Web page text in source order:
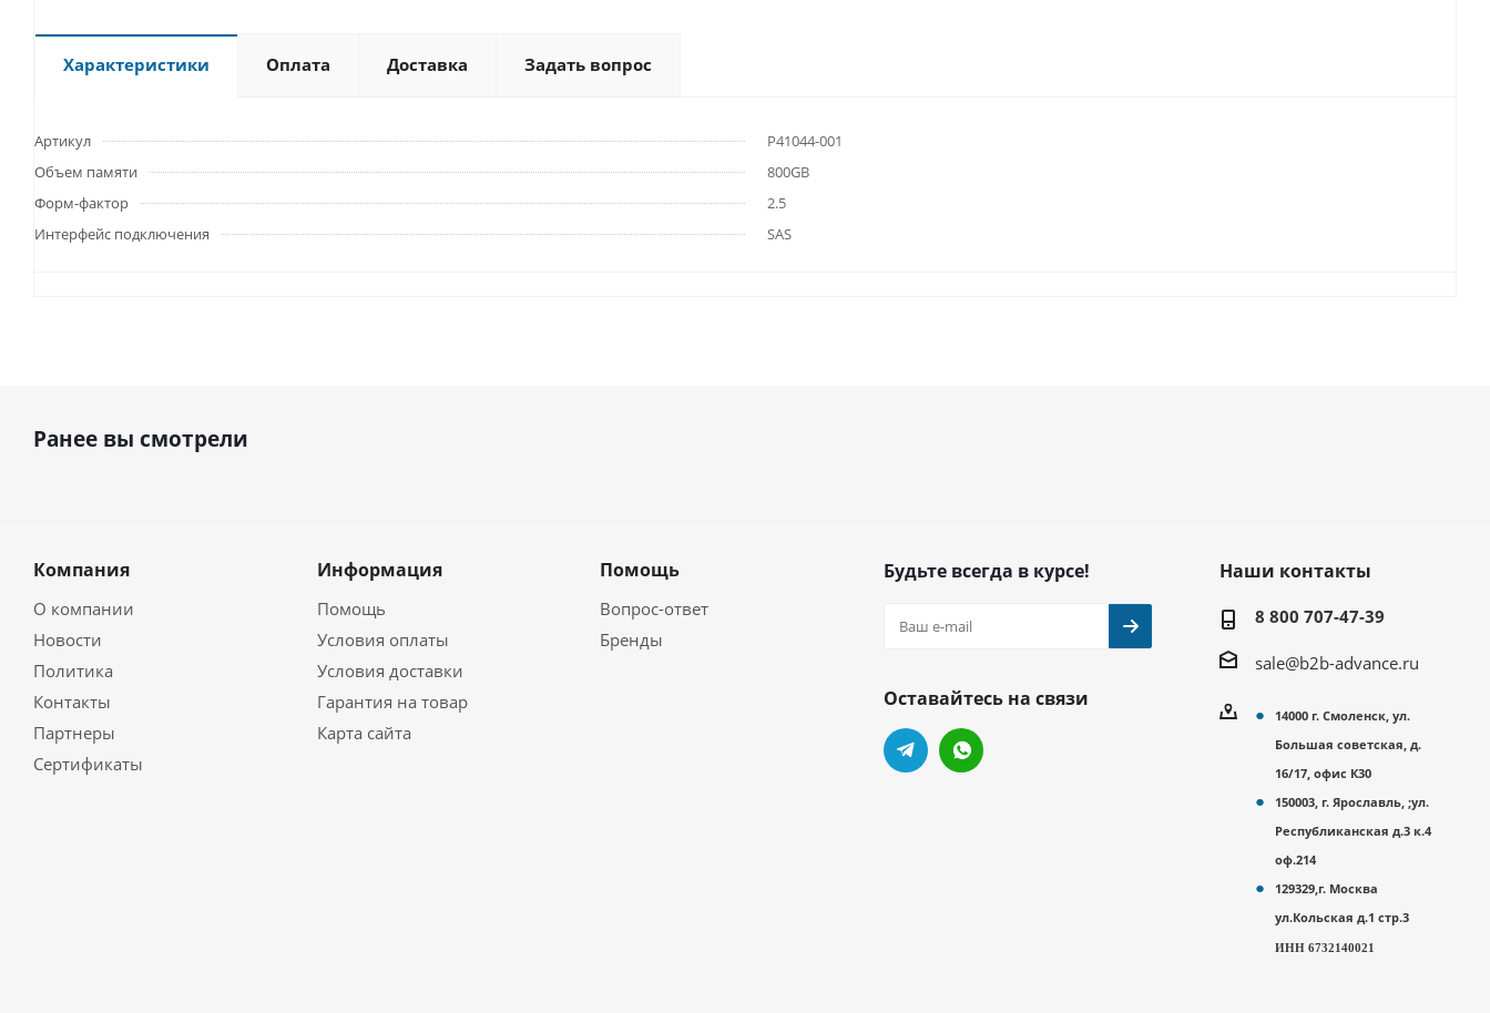
Характеристики Оплата Доставка Задать вопрос
Артикул
P41044-001
Объем памяти
800GB
Форм-фактор
2.5
Интерфейс подключения
SAS
Ранее вы смотрели
Компания
О компании
Новости
Политика
Контакты
Партнеры
Сертификаты
Информация
Помощь
Условия оплаты
Условия доставки
Гарантия на товар
Карта сайта
Помощь
Вопрос-ответ
Бренды
Будьте всегда в курсе!
Оставайтесь на связи
Наши контакты
8 800 707-47-39
sale@b2b-advance.ru
14000 г. Смоленск, ул.
Большая советская, д.
16/17, офис К30
150003, г. Ярославль, ;ул.
Республиканская д.3 к.4
оф.214
129329,г. Москва
ул.Кольская д.1 стр.3
ИНН 6732140021